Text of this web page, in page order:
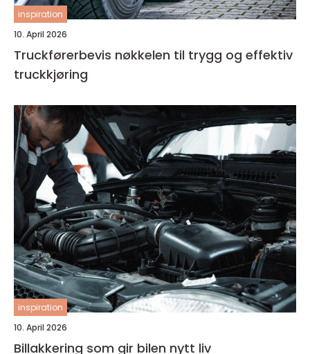
inspiration
10. April 2026
Truckførerbevis nøkkelen til trygg og effektiv
truckkjøring
inspiration
10. April 2026
Billakkering som gir bilen nytt liv